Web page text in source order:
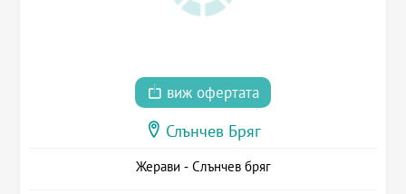
виж офертата
Слънчев Бряг
Жерави - Слънчев бряг